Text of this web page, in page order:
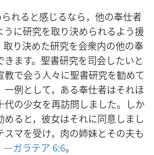
れると感じるなら，他の奉仕者
に研究を取り決められるよう援
り決めた研究を会衆内の他の奉
ます。聖書研究を司会したいと
で会う人々に聖書研究を勧めて
例として，ある奉仕者はそれほ
代の少女を再訪問しました。しか
めると，彼女はそれに同意しまし
マを受け，肉の姉妹とその夫も
―ガラテア 6:6。